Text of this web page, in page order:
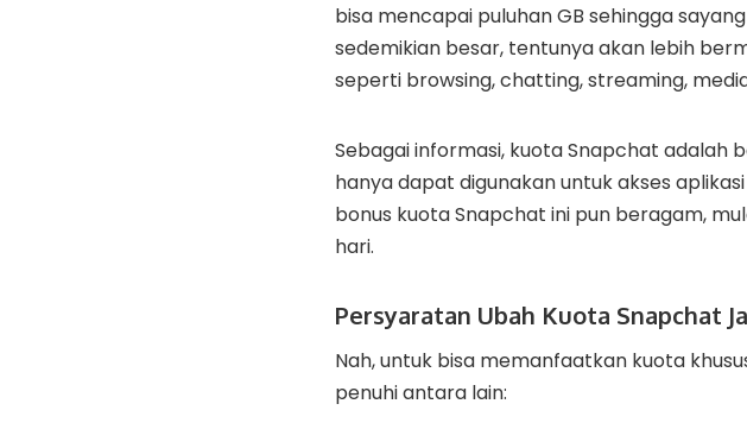
bisa mencapai puluhan GB sehingga
sedemikian besar, tentunya akan lebih
seperti browsing, chatting, streaming,
Sebagai informasi, kuota Snapchat adalah
hanya dapat digunakan untuk akses
bonus kuota Snapchat ini pun beragam,
hari.
Persyaratan Ubah Kuota Snapchat
Nah, untuk bisa memanfaatkan kuota
penuhi antara lain: